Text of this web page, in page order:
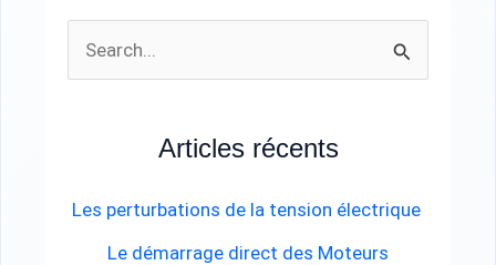
e
Articles récents
Les perturbations de la tension électrique
Le démarrage direct des Moteurs